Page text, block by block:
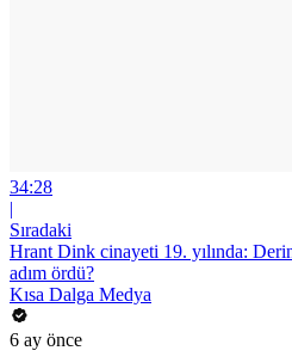
34:28
|
Sıradaki
Hrant Dink cinayeti 19. yılında:
adım ördü?
Kısa Dalga Medya
6 ay önce